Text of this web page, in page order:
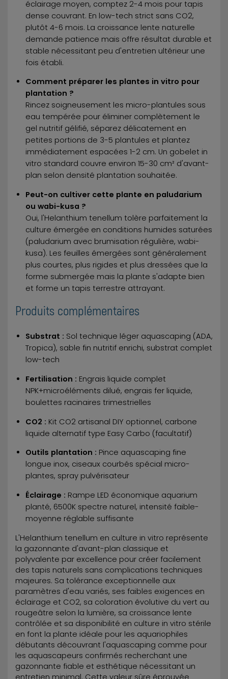
éclairage moyen, comptez 2-4 mois pour tapis
dense couvrant. En low-tech strict sans CO2,
plutôt 4-6 mois. La croissance lente naturelle
demande patience mais offre résultat durable et
stable nécessitant peu d'entretien ultérieur une
fois établi.
Comment préparer les plantes in vitro pour
plantation ?
Rincez soigneusement les micro-plantules sous
eau tempérée pour éliminer complètement le
gel nutritif gélifié, séparez délicatement en
petites portions de 3-5 plantules et plantez
immédiatement espacées 1-2 cm. Un gobelet in
vitro standard couvre environ 15-30 cm² d'avant-
plan selon densité plantation souhaitée.
Peut-on cultiver cette plante en paludarium
ou wabi-kusa ?
Oui, l'Helanthium tenellum tolère parfaitement la
culture émergée en conditions humides saturées
(paludarium avec brumisation régulière, wabi-
kusa). Les feuilles émergées sont généralement
plus courtes, plus rigides et plus dressées que la
forme submergée mais la plante s'adapte bien
et forme un tapis terrestre attrayant.
Produits complémentaires
Substrat : Sol technique léger aquascaping (ADA,
Tropica), sable fin nutritif enrichi, substrat complet
low-tech
Fertilisation : Engrais liquide complet
NPK+microéléments dilué, engrais fer liquide,
boulettes racinaires trimestrielles
CO2 : Kit CO2 artisanal DIY optionnel, carbone
liquide alternatif type Easy Carbo (facultatif)
Outils plantation : Pince aquascaping fine
longue inox, ciseaux courbés spécial micro-
plantes, spray pulvérisateur
Éclairage : Rampe LED économique aquarium
planté, 6500K spectre naturel, intensité faible-
moyenne réglable suffisante
L'Helanthium tenellum en culture in vitro représente
la gazonnante d'avant-plan classique et
polyvalente par excellence pour créer facilement
des tapis naturels sans complications techniques
majeures. Sa tolérance exceptionnelle aux
paramètres d'eau variés, ses faibles exigences en
éclairage et CO2, sa coloration évolutive du vert au
rougeâtre selon la lumière, sa croissance lente
contrôlée et sa disponibilité en culture in vitro stérile
en font la plante idéale pour les aquariophiles
débutants découvrant l'aquascaping comme pour
les aquascapeurs confirmés recherchant une
gazonnante fiable et esthétique nécessitant un